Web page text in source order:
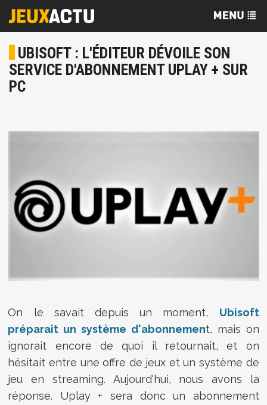
UBISOFT : L'ÉDITEUR DÉVOILE SON
SERVICE D'ABONNEMENT UPLAY + SUR
PC
On le savait depuis un moment, Ubisoft
préparait un système d'abonnement, mais on
ignorait encore de quoi il retournait, et on
hésitait entre une offre de jeux et un système de
jeu en streaming. Aujourd'hui, nous avons la
réponse. Uplay + sera donc un abonnement